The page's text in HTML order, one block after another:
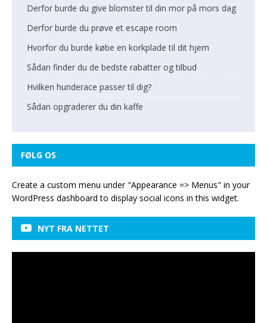
Derfor burde du give blomster til din mor på mors dag
Derfor burde du prøve et escape room
Hvorfor du burde købe en korkplade til dit hjem
Sådan finder du de bedste rabatter og tilbud
Hvilken hunderace passer til dig?
Sådan opgraderer du din kaffe
FØLG OS
Create a custom menu under "Appearance => Menus" in your
WordPress dashboard to display social icons in this widget.
NYT FRA NETTET